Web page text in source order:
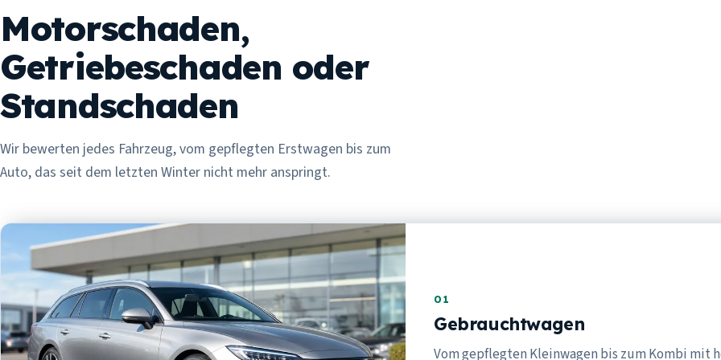
Motorschaden,
Getriebeschaden oder
Standschaden
Wir bewerten jedes Fahrzeug, vom gepflegten Erstwagen bis zum
Auto, das seit dem letzten Winter nicht mehr anspringt.
01
Gebrauchtwagen
Vom gepflegten Kleinwagen bis zum Kombi mit